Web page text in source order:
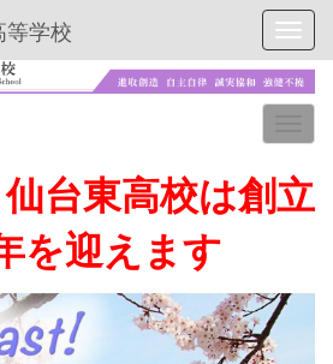
学校
台東高校は創立
を迎えます